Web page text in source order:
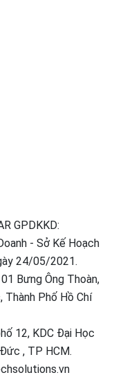
GPDKKD:
- Sở Kế Hoạch
24/05/2021.
Bưng Ông Thoàn,
Thành Phố Hồ Chí
12, KDC Đại Học
, TP HCM.